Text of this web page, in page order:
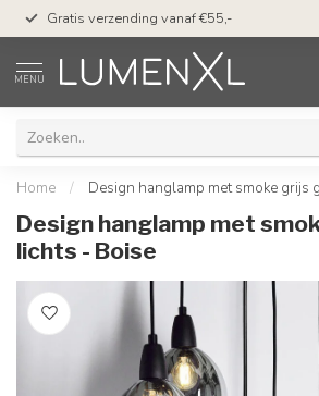
Gratis verzending vanaf €55,-
MENU
Home / Design hanglamp met smoke grijs
Design hanglamp met
lichts - Boise